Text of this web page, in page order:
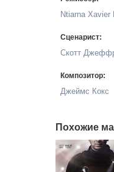
Ntiarna Xavier
Сценарист:
Скотт
Композитор:
Джеймс Кокс
Похожие